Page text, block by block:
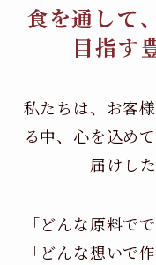
食を通して
目指す
私たちは、お客
る中、 心を込め
届けし
「どんな原料で
「どんな想いで